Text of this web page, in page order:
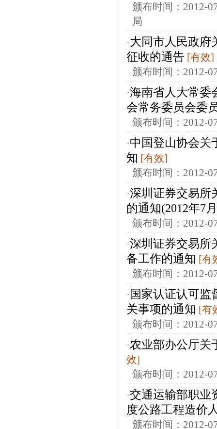
颁布时间：2012-
局
·大同市人民政府
征收的通告 [有效]
颁布时间：2012-
·海南省人大常委
会常务委员会委
颁布时间：2012-
·中国登山协会关
知 [有效]
颁布时间：2012-
·深圳证券交易所
的通知(2012年7
颁布时间：2012-
·深圳证券交易所
备工作的通知 [有
颁布时间：2012-
· 国家认证认可监
关事项的通知 [有
颁布时间：2012-
·农业部办公厅关
效]
颁布时间：2012-
·交通运输部职业
度公路工程造价
颁布时间：2012-